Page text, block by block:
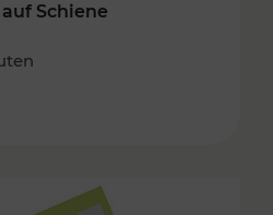
Schiene